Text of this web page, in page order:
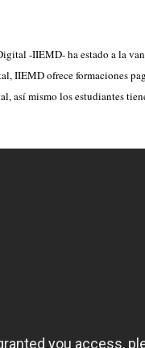
-IIEMD- ha estado a la
IIEMD ofrece formaciones
así mismo los estudiantes